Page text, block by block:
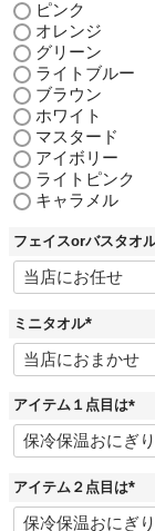
ピンク
オレンジ
グリーン
ライトブルー
ブラウン
ホワイト
マスタード
アイボリー
ライトピンク
キャラメル
フェイスorバスタオ
ミニタオル
(
必
須
アイテム１点目は
(
必
須
アイテム２点目は
(
必